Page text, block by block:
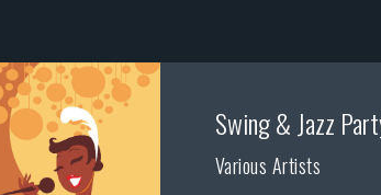
Swing & Jazz
Various Artists